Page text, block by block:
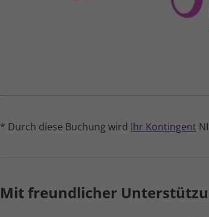
* Durch diese Buchung wird Ihr Kontingent
Mit freundlicher